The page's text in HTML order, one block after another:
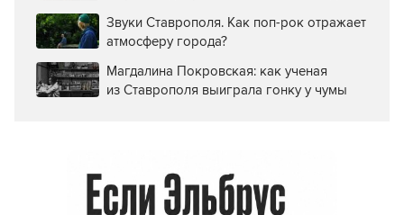
Звуки Ставрополя. Как поп-рок отражает
атмосферу города?
Магдалина Покровская: как ученая
из Ставрополя выиграла гонку у чумы